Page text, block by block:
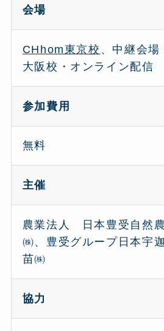
会場
CHhom東京校 、中継会場
大阪校・オンライン配信
参加費用
無料
主催
農業法人 日本豊受自然
㈱、豊受グループ日本宇
苗㈱
協力